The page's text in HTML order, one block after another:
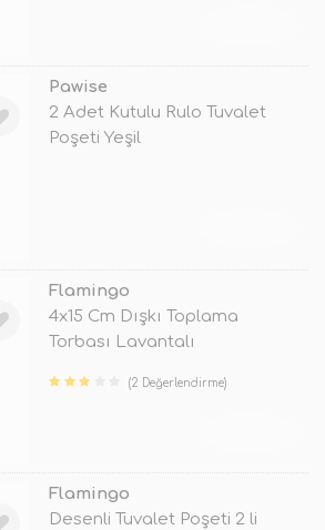
Pawise
2 Adet Kutulu Rulo Tuvalet
Poşeti Yeşil
Flamingo
4x15 Cm Dışkı Toplama
Torbası Lavantalı
(2 Değerlendirme)
Flamingo
Desenli Tuvalet Poşeti 2 li